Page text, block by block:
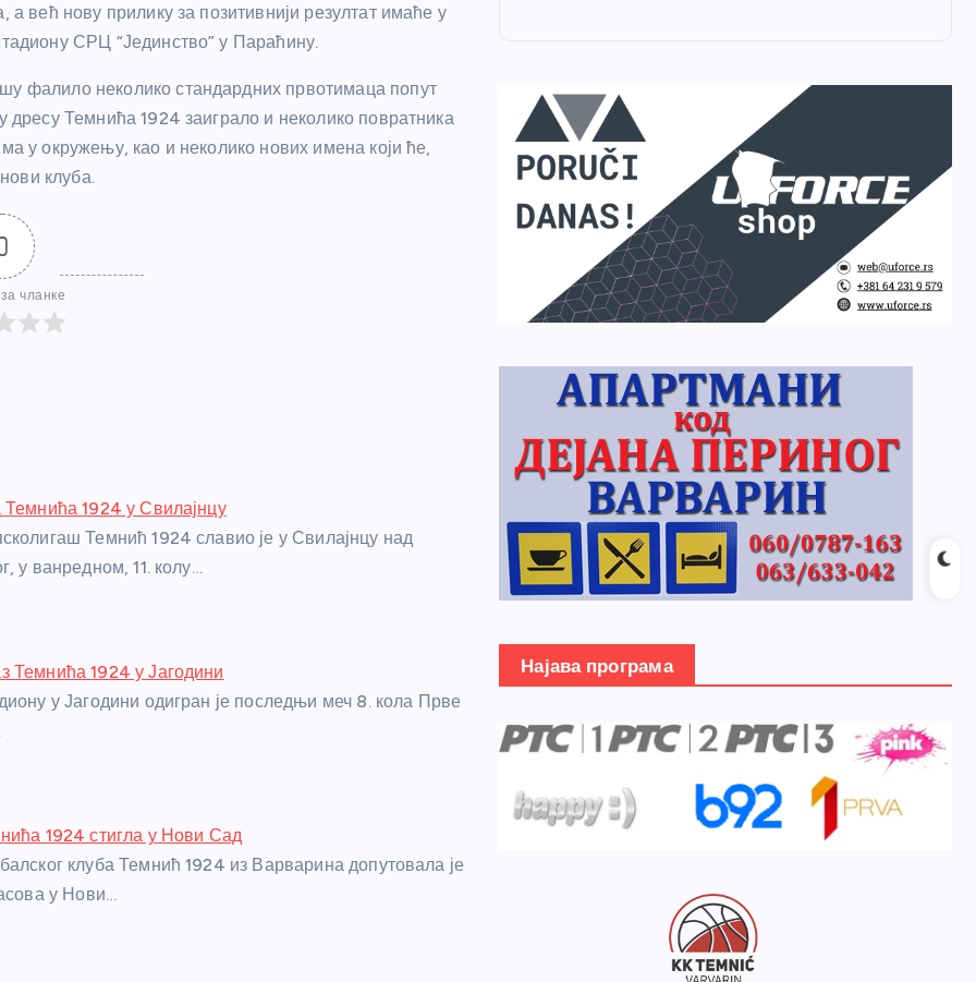
а већ нову прилику за позитивнији резултат имаће у
СРЦ “Јединство” у Параћину.
фалило неколико стандардних првотимаца попут
дресу Темнића 1924 заиграло и неколико повратника
у окружењу, као и неколико нових имена који ће,
клуба.
чланке
Темнића 1924 у Свилајнцу
Темнић 1924 славио је у Свилајнцу над
у ванредном, 11. колу…
Темнића 1924 у Јагодини
у Јагодини одигран је последњи меч 8. кола Прве
1924 стигла у Нови Сад
клуба Темнић 1924 из Варварина допутовала је
у Нови…
Најава програма